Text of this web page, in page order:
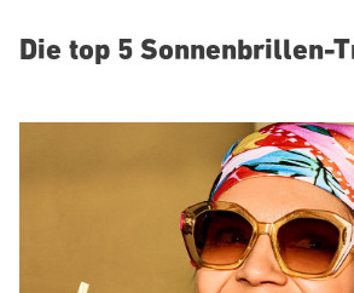
Die top 5 Sonnenbrillen-